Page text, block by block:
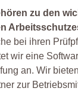
zu den
bei ihren
wir eine
an. Wir
zur